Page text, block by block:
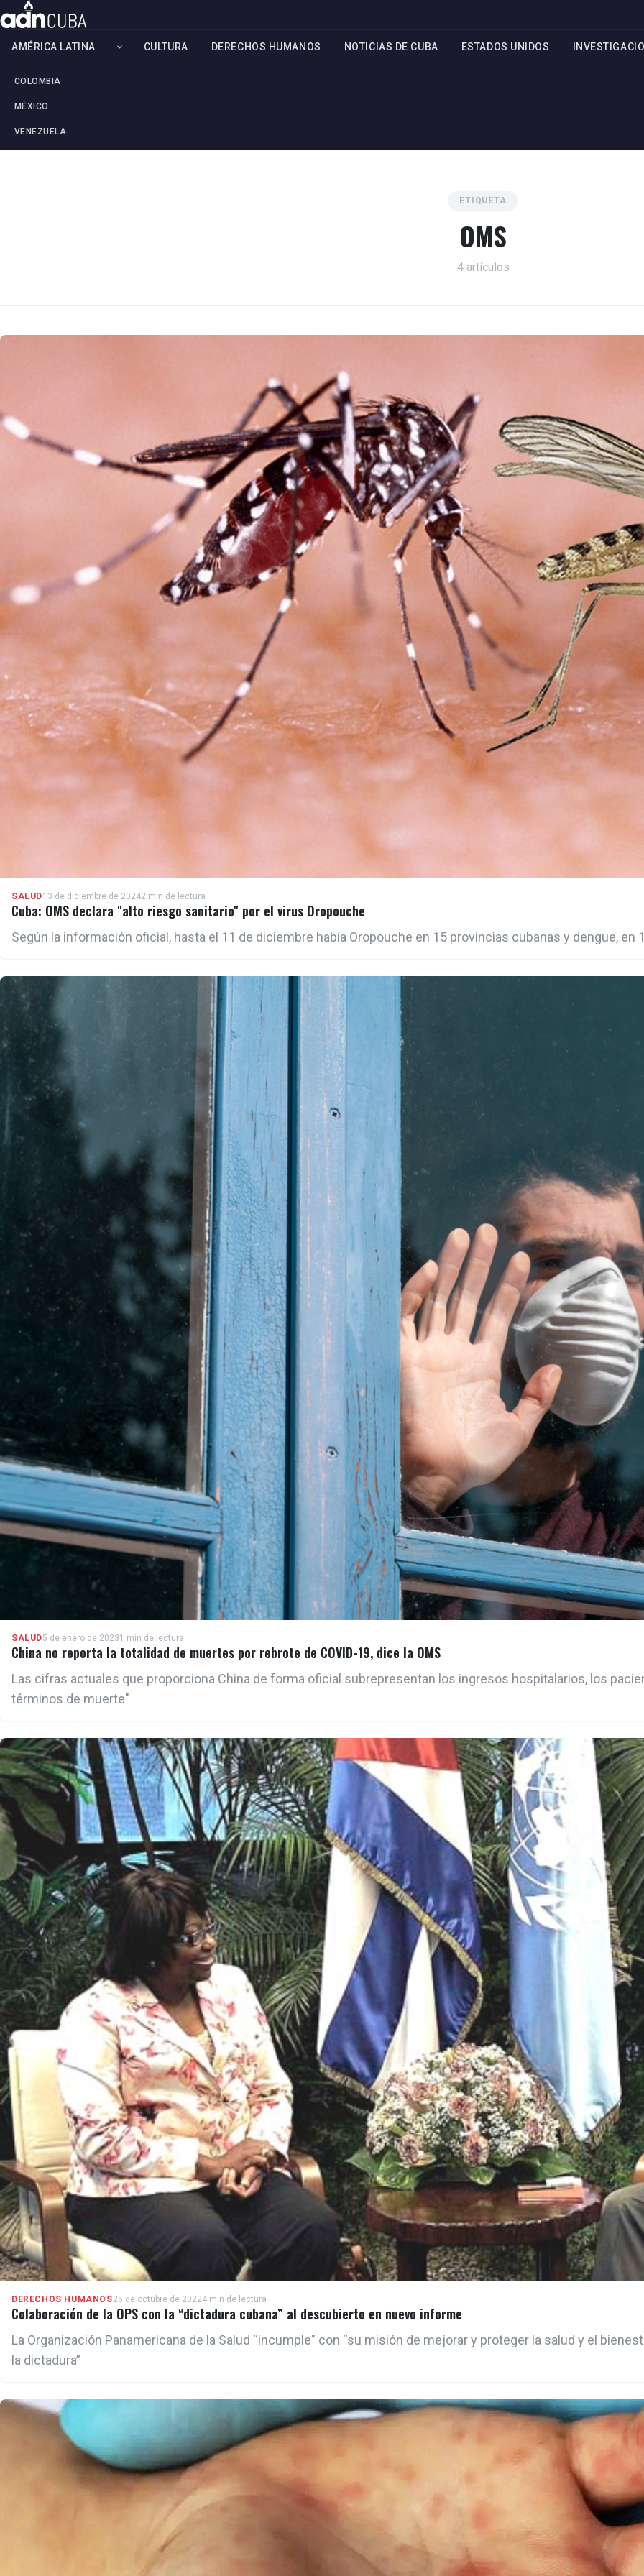
AMÉRICA LATINA
COLOMBIA
MÉXICO
VENEZUELA
CULTURA DERECHOS HUMANOS NOTICIAS DE CUBA ESTADOS UNIDOS
ETIQUETA
OMS
4 artículos
SALUD13 de diciembre de 20242 min de lectura
Cuba: OMS declara "alto riesgo sanitario" por el virus Oropouche
Según la información oficial, hasta el 11 de diciembre había Oropouche en 15 provincias cubanas y dengue, en
SALUD5 de enero de 20231 min de lectura
China no reporta la totalidad de muertes por rebrote de COVID-19, dice la OMS
Las cifras actuales que proporciona China de forma oficial subrepresentan los ingresos hospitalarios, los
términos de muerte"
DERECHOS HUMANOS25 de octubre de 20224 min de lectura
Colaboración de la OPS con la “dictadura cubana” al descubierto en nuevo informe
La Organización Panamericana de la Salud “incumple” con “su misión de mejorar y proteger la salud y el
la dictadura”